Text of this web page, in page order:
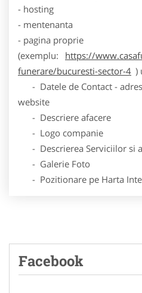
- hosting
- mentenanta
- pagina proprie
(exemplu:
https://
funerare/bucuresti-sector-4 )
- Datele de Contact -
website
- Descriere afacere
- Logo companie
- Descrierea Serviciilor si
- Galerie Foto
- Pozitionare pe Harta
Facebook